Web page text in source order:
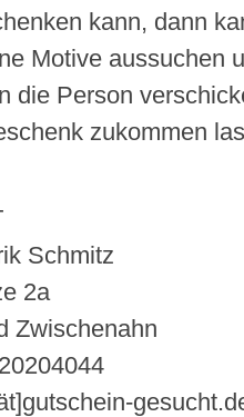
kann, dann
Motive aussuchen
die Person
zukommen
Schmitz
2a
Zwischenahn